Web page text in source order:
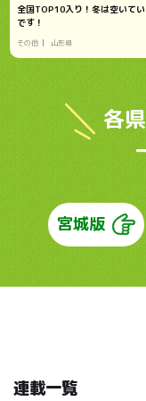
全国TOP10入り！冬は空いて
です！
その他 山形県
各
宮城版
連載一覧